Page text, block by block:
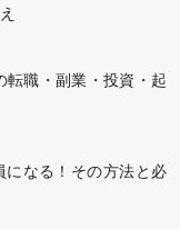
職・副業・投資・起
なる！その方法と必